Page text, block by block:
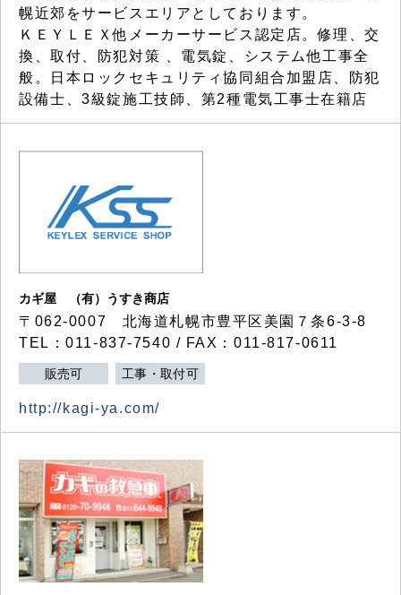
幌近郊をサービスエリアとしております。
ＫＥＹＬＥＸ他メーカーサービス認定店。修理、交
換、取付、防犯対策 、電気錠、システム他工事全
般。日本ロックセキュリティ協同組合加盟店、防犯
設備士、3級錠施工技師、第2種電気工事士在籍店
カギ屋 （有）うすき商店
〒062-0007 北海道札幌市豊平区美園７条6-3-8
TEL：011-837-7540 / FAX：011-817-0611
販売可 工事・取付可
http://kagi-ya.com/